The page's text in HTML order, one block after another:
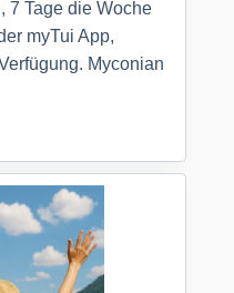
7 Tage die Woche
myTui App,
Myconian